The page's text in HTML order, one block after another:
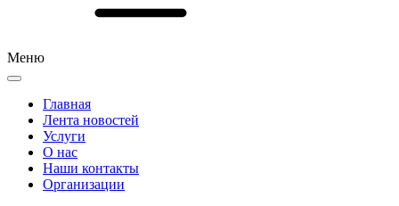
Меню
Главная
Лента новостей
Услуги
О нас
Наши контакты
Организации